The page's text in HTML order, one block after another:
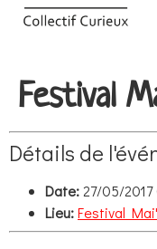
Festival
Détails de
Date:27/05/
Lieu:Festival